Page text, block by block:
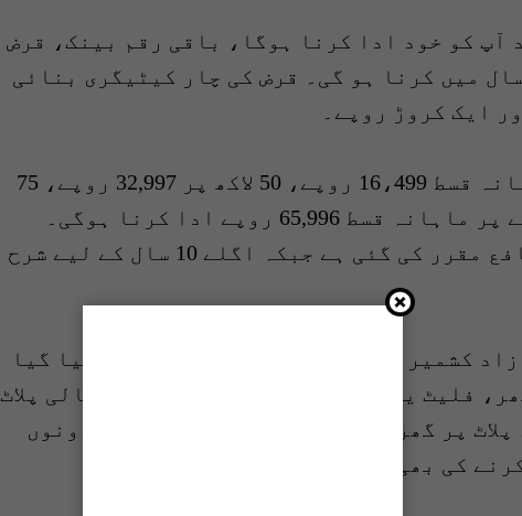
کل قیمت کا کم از کم10 فیصد آپ کو خود ادا کرنا ہوگا، باقی رقم بینک، قرض
صورت میں دے گا جسکی واپسی 20 سال میں کرنا ہو گی۔ قرض کی چار کیٹیگری بنائی
شیڈول کے مطابق 25 لاکھ قرض پر ماہانہ قسط 16،499 روپے، 50 لاکھ پر 32,997 روپے، 75
لاکھ پر 49,497 روپے اور 1 کروڑ روپے پر ماہانہ قسط 65,996 روپے ادا کرنا ہوگی۔
پہلے 10 سال کے لیے 5 فیصد شرح منافع مقرر کی گئی ہے جبکہ اگلے 10 سال کے لیے شرح
کشمیر اور گلگت بلتستان میں نافذ کیا گیا
فلیٹ یا اپارٹمنٹ خرید سکتے ہیں، خالی پلاٹ
پر گھر کی تعمیر بھی کر سکتے ہیں۔ دونوں
کی بھی سہولت موجود ہے۔